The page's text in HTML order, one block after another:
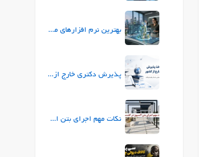
بهترین نرم افزارهای معماری برای طراحی و ارائه پروژه
پذیرش دکتری خارج از کشور |راهنمای جامع شرایط، زبان، بورسیه
نکات مهم اجرای بتن اکسپوز در کف‌سازی